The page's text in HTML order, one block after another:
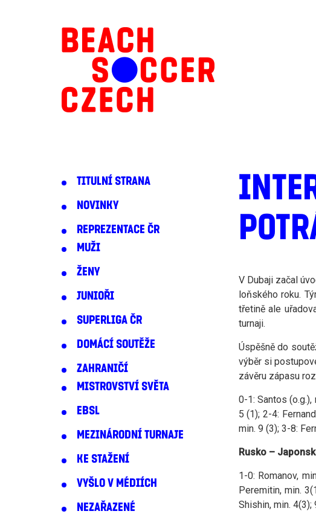
TITULNÍ STRANA
NOVINKY
REPREZENTACE ČR
MUŽI
ŽENY
JUNIOŘI
SUPERLIGA ČR
DOMÁCÍ SOUTĚŽE
ZAHRANIČÍ
MISTROVSTVÍ SVĚTA
EBSL
MEZINÁRODNÍ TURNAJE
KE STAŽENÍ
VYŠLO V MÉDIÍCH
NEZAŘAZENÉ
V Dubaji začal
loňského roku.
třetině ale
turnaji.
Úspěšně do
výběr si
závěru zápasu
0-1: Santos
5 (1); 2-4:
min. 9 (3); 3-8:
Rusko –
1-0: Romanov,
Peremitin, min.
Shishin, min. 4(3);